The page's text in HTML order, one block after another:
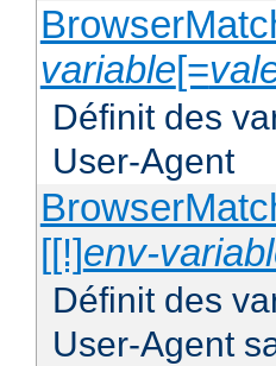
variable[=
Définit des
User-Agent
[[!]env-
Définit des
User-Agent